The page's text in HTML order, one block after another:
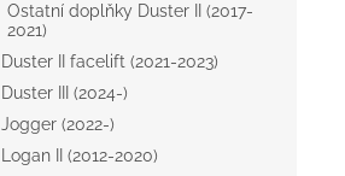
Ostatní doplňky Duster II (2017-
2021)
Duster II facelift (2021-2023)
Duster III (2024-)
Jogger (2022-)
Logan II (2012-2020)